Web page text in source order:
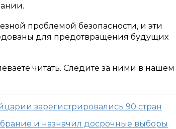
проблемой безопасности, и эти
для предотвращения будущих
читать. Следите за ними в нашем
зарегистрировались 90 стран
и назначил досрочные выборы